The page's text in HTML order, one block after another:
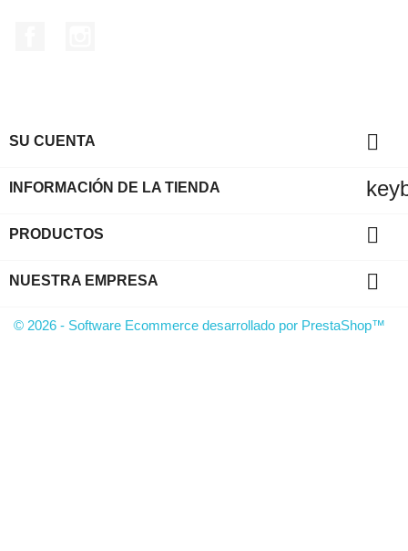
SU CUENTA 
INFORMACIÓN DE LA TIENDA
PRODUCTOS 
NUESTRA EMPRESA 
© 2026 - Software Ecommerce desarrollado por PrestaShop™